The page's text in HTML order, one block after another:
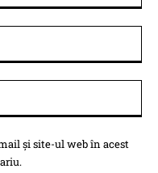
și site-ul web în acest